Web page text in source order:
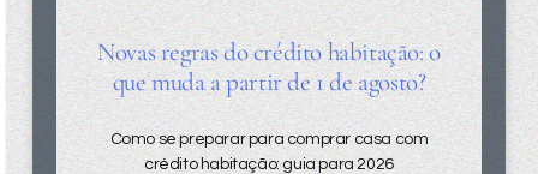
Novas regras do crédito habitação: o
que muda a partir de 1 de agosto?
Como se preparar para comprar casa com
crédito habitação: guia para 2026